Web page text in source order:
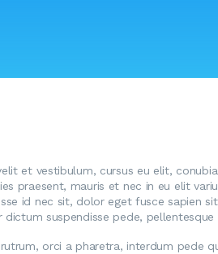
et vestibulum, cursus eu elit,
praesent, mauris et nec in eu elit
id nec sit, dolor eget fusce sapien
suspendisse pede,
orci a pharetra, interdum pede